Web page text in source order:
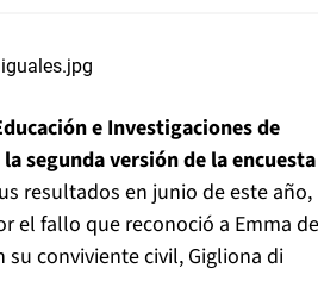
e Investigaciones de
segunda versión de la encuesta
resultados en junio de este año,
el fallo que reconoció a Emma de
conviviente civil, Gigliona di